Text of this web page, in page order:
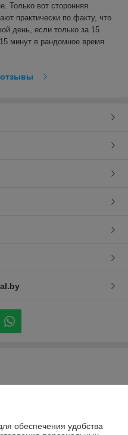
Только вот сторонняя
практически по факту, что
день, если только за 15
минут в рандомное время
отзывы
обеспечения удобства